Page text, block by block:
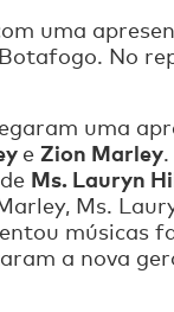
uma
No
uma
e Zion Marley
Ms. Lauryn
Ms.
músicas
a nova